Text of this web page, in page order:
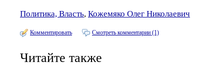
Политика, Власть, Кожемяко Олег Николаевич
Комментировать Смотреть комментарии (1)
Читайте также